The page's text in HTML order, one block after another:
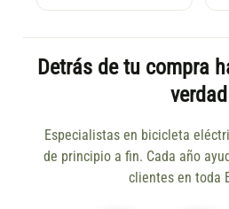
Detrás de tu compra
verdad
Especialistas en bicicleta
de principio a fin. Cada año
clientes en toda